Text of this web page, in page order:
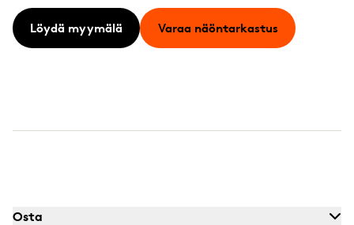
Löydä myymälä Varaa näöntarkastus
Osta